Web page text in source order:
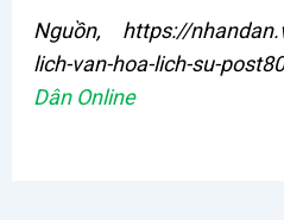
Nguồn, https://
lich-van-hoa-lich-su-
Dân Online